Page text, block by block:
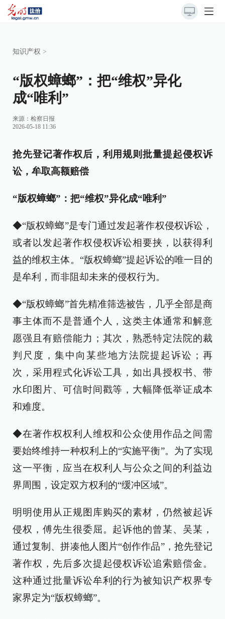
知识产权 >
“版权蟑螂”：把“维权”异化
成“唯利”
来源： 检察日报
2026-05-18 11:36
抢先登记著作权后，利用规则批量提起侵权诉
讼，牟取高额赔偿
“版权蟑螂”：把“维权”异化成“唯利”
◆“版权蟑螂”是专门通过发起著作权侵权诉讼，
或者以发起著作权侵权诉讼相要挟，以获得利
益的维权主体。“版权蟑螂”提起诉讼的唯一目的
是牟利，而非阻却未来的侵权行为。
◆“版权蟑螂”首先精准筛选被告，几乎全部是商
事主体而不是普通个人，这类主体通常和解意
愿强且有赔偿能力；其次，熟悉特定法院的裁
判尺度，集中向某些地方法院提起诉讼；再
次，采用程式化诉讼工具，如出具授权书、带
水印图片、可信时间戳等，大幅降低举证成本
和难度。
◆在著作权权利人维权和公众使用作品之间需
要始终维持一种权利上的“实施平衡”。为了实现
这一平衡，应当在权利人与公众之间的利益边
界周围，设定双方权利的“缓冲区域”。
明明使用从正规图库购买的素材，仍然被起诉
侵权，傅先生很委屈。起诉他的曾某、吴某，
通过复制、拼凑他人图片“创作作品”，抢先登记
著作权，先后多次提起侵权诉讼追索赔偿金。
这种通过批量诉讼牟利的行为被知识产权界专
家界定为“版权蟑螂”。